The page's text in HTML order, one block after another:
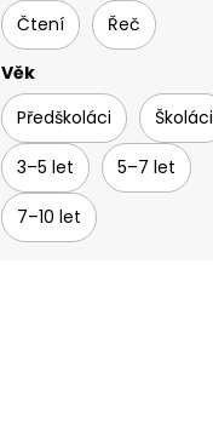
Čtení
Řeč
Věk
Předškoláci
Školáci
3–5 let 5–7 let
7–10 let